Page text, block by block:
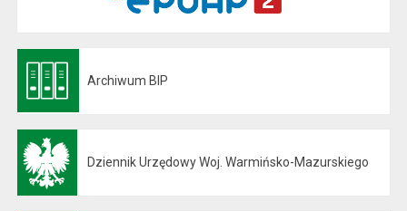
Archiwum BIP
Dziennik Urzędowy Woj. Warmińsko-Mazurskiego